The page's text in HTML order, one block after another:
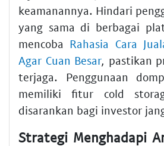
keamanannya. Hindari
yang sama di berbagai
mencoba Rahasia Cara
Agar Cuan Besar, pastikan
terjaga. Penggunaan
memiliki fitur cold
disarankan bagi investor
Strategi Menghadapi